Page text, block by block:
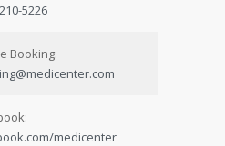
5226
Booking:
medicenter